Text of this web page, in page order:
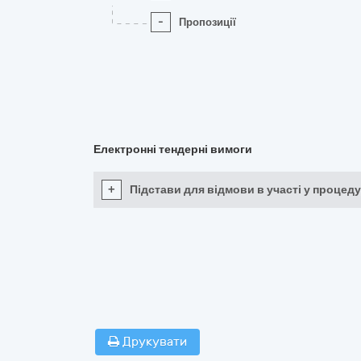
- Пропозиції
Електронні тендерні вимоги
+ Підстави для відмови в участі у
Друкувати